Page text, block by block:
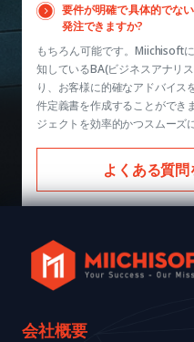
要件が明確で具体的でな
発注できますか?
もちろん可能です。Miichisoft
知しているBA(ビジネスアナリ
り、お客様に的確なアドバイス
件定義書を作成することができ
ジェクトを効率的かつスムーズ
よくある質
会社概要